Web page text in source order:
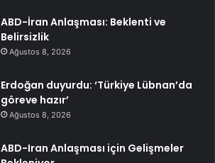
ABD-İran Anlaşması: Beklenti ve
Belirsizlik
Ağustos 8, 2026
Erdoğan duyurdu: ‘Türkiye Lübnan’da
göreve hazır’
Ağustos 8, 2026
ABD-Iran Anlaşması için Gelişmeler